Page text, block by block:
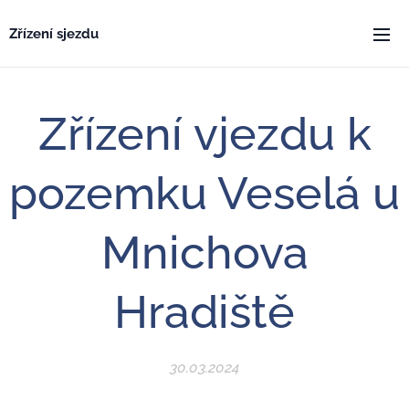
Zřízení sjezdu
Zřízení vjezdu k
pozemku Veselá u
Mnichova
Hradiště
30.03.2024